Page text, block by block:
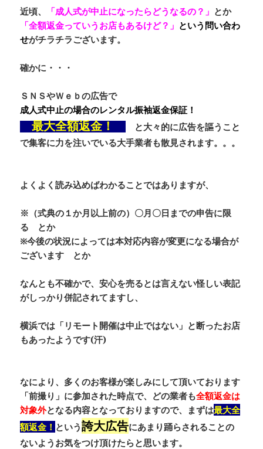
近頃、 「成人式が中止になったらどうなるの？」 とか
「全額返金っていうお店もあるけど？」 という問い合わ
せがチラチラございます。
確かに・・・
ＳＮＳやＷｅｂの広告で
成人式中止の場合のレンタル振袖返金保証！
最大全額返金！ と大々的に広告を謳うこと
で集客に力を注いでいる大手業者も散見されます。。。
よくよく読み込めばわかることではありますが、
※（式典の１か月以上前の）〇月〇日までの申告に限
る とか
※今後の状況によっては本対応内容が変更になる場合が
ございます とか
なんとも不確かで、安心を売るとは言えない怪しい表記
がしっかり併記されてますし、
横浜では「リモート開催は中止ではない」 と断ったお店
もあったようです(汗)
なにより、多くのお客様が楽しみにして頂いております
「前撮り」 に参加された時点で、どの業者も全額返金は
対象外となる内容となっておりますので、まずは最大全
額返金！ という誇大広告にあまり踊らされることの
ないようお気をつけ頂けたらと思います。